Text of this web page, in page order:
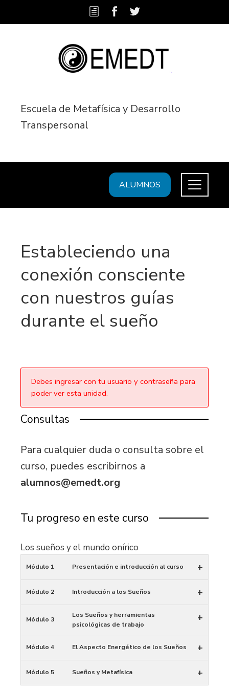
Escuela de Metafísica y Desarrollo
Transpersonal
ALUMNOS
Estableciendo una
conexión consciente
con nuestros guías
durante el sueño
Debes ingresar con tu usuario y contraseña para
poder ver esta unidad.
Consultas
Para cualquier duda o consulta sobre el
curso, puedes escribirnos a
alumnos@emedt.org
Tu progreso en este curso
Los sueños y el mundo onírico
Módulo 1 Presentación e introducción al curso +
Módulo 2 Introducción a los Sueños +
Módulo 3
Los Sueños y herramientas
psicológicas de trabajo
+
Módulo 4 El Aspecto Energético de los Sueños +
Módulo 5 Sueños y Metafísica +